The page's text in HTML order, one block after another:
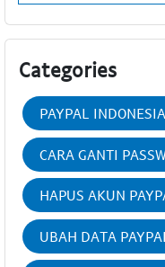
Categories
PAYPAL INDONESIA
CARA GANTI
HAPUS AKUN
UBAH DATA PAYPAL